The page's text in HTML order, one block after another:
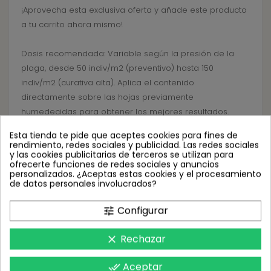
¡Aprovecha esta exclusiva oferta y añade este producto
a tu carrito ahora mismo!
Dosis recomendada: Variable según la presión de la
plaga, desde 50 indiv/m2 (preventivo) hasta 150
indiv/m2 (curativa alta). Aplica el contenido
directamente sobre las hojas previamente
humedecidas para obtener los mejores resultados.
Preguntas frecuentes:
1. ¿Cuál es la dosis recomendada para SWIRScontrol
25.000?
R: La dosis varía según la presión de la plaga, siguiendo
las indicaciones del fabricante para obtener resultados
2. ¿Cómo debo almacenar el producto?
R: Se recomienda conservar SWIRScontrol 25.000 en
Esta tienda te pide que aceptes cookies para fines de
rendimiento, redes sociales y publicidad. Las redes sociales
y las cookies publicitarias de terceros se utilizan para
ofrecerte funciones de redes sociales y anuncios
personalizados. ¿Aceptas estas cookies y el procesamiento
de datos personales involucrados?
tune Configurar
clear Rechazar
done_all Aceptar